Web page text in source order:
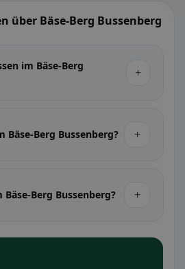
über Bäse-Berg Bussenberg
im Bäse-Berg
+
Bäse-Berg Bussenberg? +
Bäse-Berg Bussenberg? +